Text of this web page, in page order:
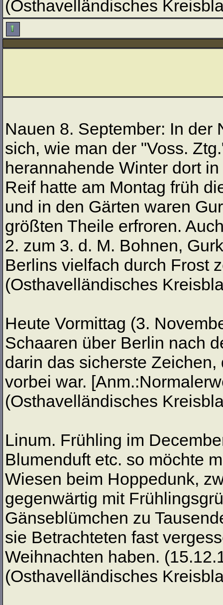
(Osthavelländisches
Nauen 8. September: In der
sich, wie man der "Voss.
herannahende Winter dort
Reif hatte am Montag früh
und in den Gärten waren
größten Theile erfroren.
2. zum 3. d. M. Bohnen,
Berlins vielfach durch Frost
(Osthavelländisches
Heute Vormittag (3.
Schaaren über Berlin nach
darin das sicherste
vorbei war.
(Osthavelländisches
Linum. Frühling im
Blumenduft etc. so möchte
Wiesen beim Hoppedunk,
gegenwärtig mit
Gänseblümchen zu
sie Betrachteten fast
Weihnachten haben.
(Osthavelländisches